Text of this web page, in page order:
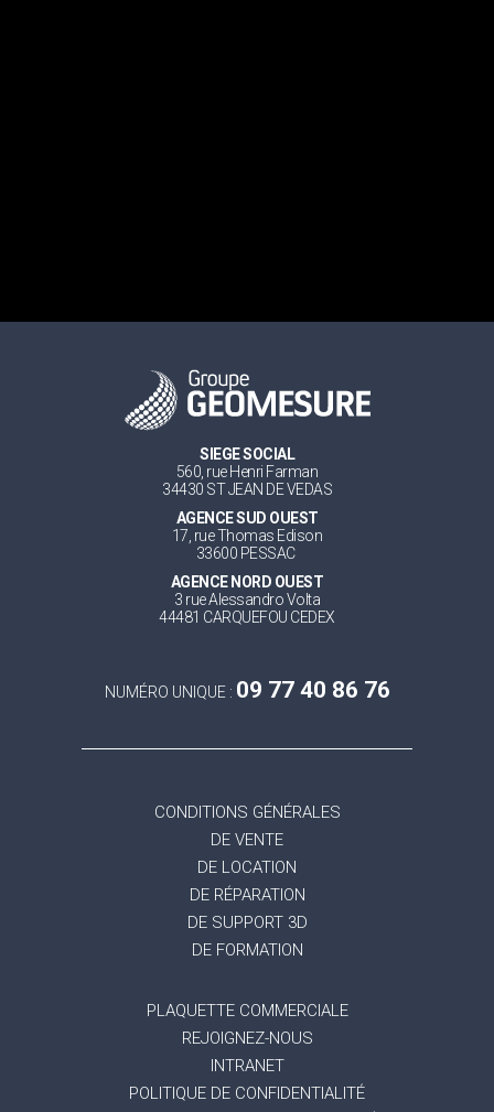
SIEGE SOCIAL
560, rue Henri Farman
34430 ST JEAN DE VEDAS
AGENCE SUD OUEST
17, rue Thomas Edison
33600 PESSAC
AGENCE NORD OUEST
3 rue Alessandro Volta
44481 CARQUEFOU CEDEX
NUMÉRO UNIQUE : 09 77 40 86 76
CONDITIONS GÉNÉRALES
DE VENTE
DE LOCATION
DE RÉPARATION
DE SUPPORT 3D
DE FORMATION
PLAQUETTE COMMERCIALE
REJOIGNEZ-NOUS
INTRANET
POLITIQUE DE CONFIDENTIALITÉ